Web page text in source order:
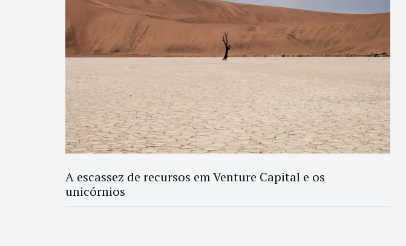
A escassez de recursos em Venture Capital e os
unicórnios